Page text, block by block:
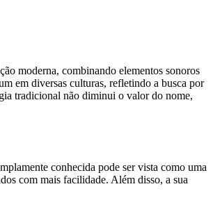
moderna, combinando elementos sonoros
em diversas culturas, refletindo a busca por
tradicional não diminui o valor do nome,
conhecida pode ser vista como uma
com mais facilidade. Além disso, a sua